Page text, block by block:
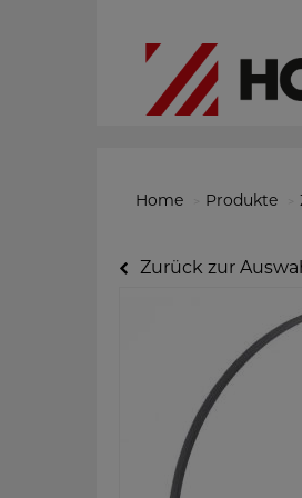
Home Produkte
Zurück zur